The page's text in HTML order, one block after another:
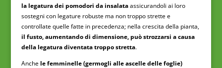
la legatura dei pomodori da insalataassicurandoli ai loro
sostegni con legature robuste ma non troppo strette e
controllate quelle fatte in precedenza; nella crescita della pianta,
il fusto, aumentando di dimensione, può strozzarsi a causa
della legatura diventata troppo stretta.
Anche le femminelle (germogli alle ascelle delle foglie)